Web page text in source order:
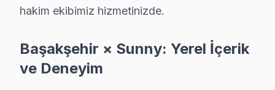
Kayabaşı'nda Sunny TV Servisi
Kayaşehir'de Sunny TV Servisi
Kayaşehir, modern konutları ve geniş caddeleri ile
hakim ekibimiz hizmetinizde.
Başakşehir × Sunny: Yerel İçerik
ve Deneyim